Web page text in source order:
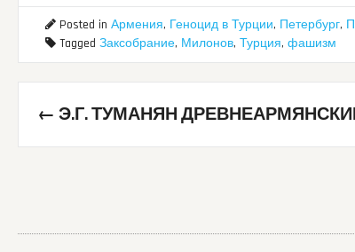
Posted in Армения, Геноцид в Турции, Петербург,
Tagged Заксобрание, Милонов, Турция, фашизм
Post
← Э.Г. ТУМАНЯН